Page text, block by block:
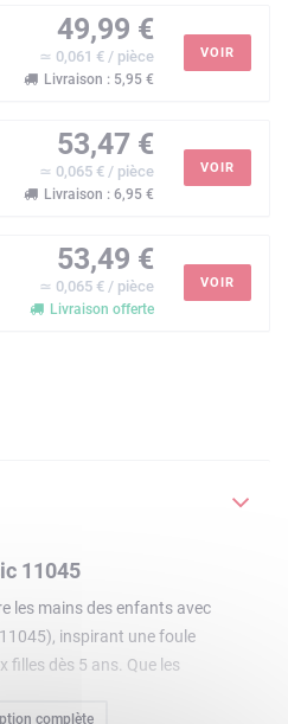
49,99 €
≃ 0,061 € / pièce
Livraison : 5,95 €
VOIR
53,47 €
≃ 0,065 € / pièce
Livraison : 6,95 €
VOIR
53,49 €
≃ 0,065 € / pièce
Livraison offerte
VOIR
11045
les mains des enfants avec
inspirant une foule
filles dès 5 ans. Que les
complète